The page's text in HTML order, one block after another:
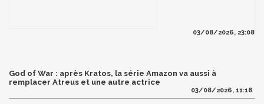
03/08/2026, 23:08
God of War : après Kratos, la série Amazon va aussi à
remplacer Atreus et une autre actrice
03/08/2026, 11:18